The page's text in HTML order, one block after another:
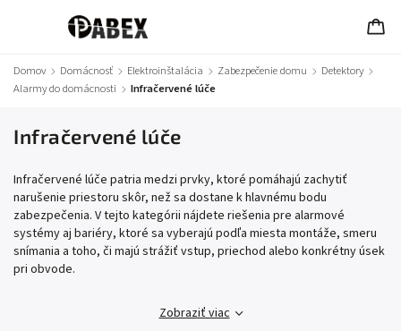
Domov / Domácnosť / Elektroinštalácia / Zabezpečenie domu / Detektory /
Alarmy do domácnosti / Infračervené lúče
Infračervené lúče
Infračervené lúče patria medzi prvky, ktoré pomáhajú zachytiť
narušenie priestoru skôr, než sa dostane k hlavnému bodu
zabezpečenia. V tejto kategórii nájdete riešenia pre alarmové
systémy aj bariéry, ktoré sa vyberajú podľa miesta montáže, smeru
snímania a toho, či majú strážiť vstup, priechod alebo konkrétny úsek
pri obvode.
Zobraziť viac